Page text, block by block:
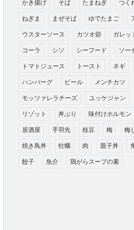
かき揚げ そば たまねぎ つく
ねぎま まぜそば ゆでたまご
ウスターソース カツオ節 ガレッ
コーラ シソ シーフード ソー
トマトジュース トースト ネギ
ハンバーグ ビール メンチカツ
モッツァレラチーズ ユッケジャン
リゾット 丼ぶり 味付けホルモン
居酒屋 手羽先 枝豆 梅 梅
焼き鳥丼 牡蠣 肉 親子丼
餃子 魚介 鶏がらスープの素